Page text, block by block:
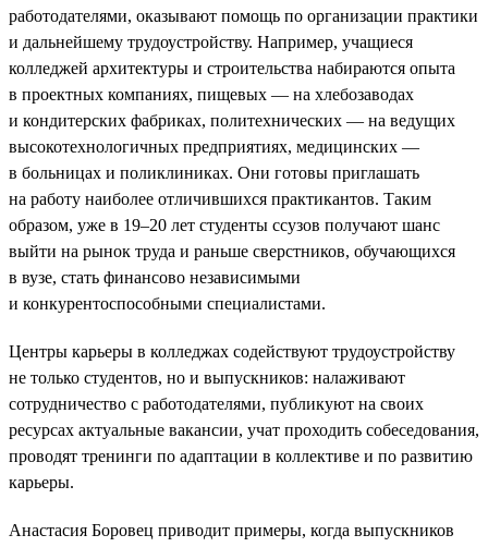
работодателями, оказывают помощь по организации практики
и дальнейшему трудоустройству. Например, учащиеся
колледжей архитектуры и строительства набираются опыта
в проектных компаниях, пищевых — на хлебозаводах
и кондитерских фабриках, политехнических — на ведущих
высокотехнологичных предприятиях, медицинских —
в больницах и поликлиниках. Они готовы приглашать
на работу наиболее отличившихся практикантов. Таким
образом, уже в 19–20 лет студенты ссузов получают шанс
выйти на рынок труда и раньше сверстников, обучающихся
в вузе, стать финансово независимыми
и конкурентоспособными специалистами.
Центры карьеры в колледжах содействуют трудоустройству
не только студентов, но и выпускников: налаживают
сотрудничество с работодателями, публикуют на своих
ресурсах актуальные вакансии, учат проходить собеседования,
проводят тренинги по адаптации в коллективе и по развитию
карьеры.
Анастасия Боровец приводит примеры, когда выпускников